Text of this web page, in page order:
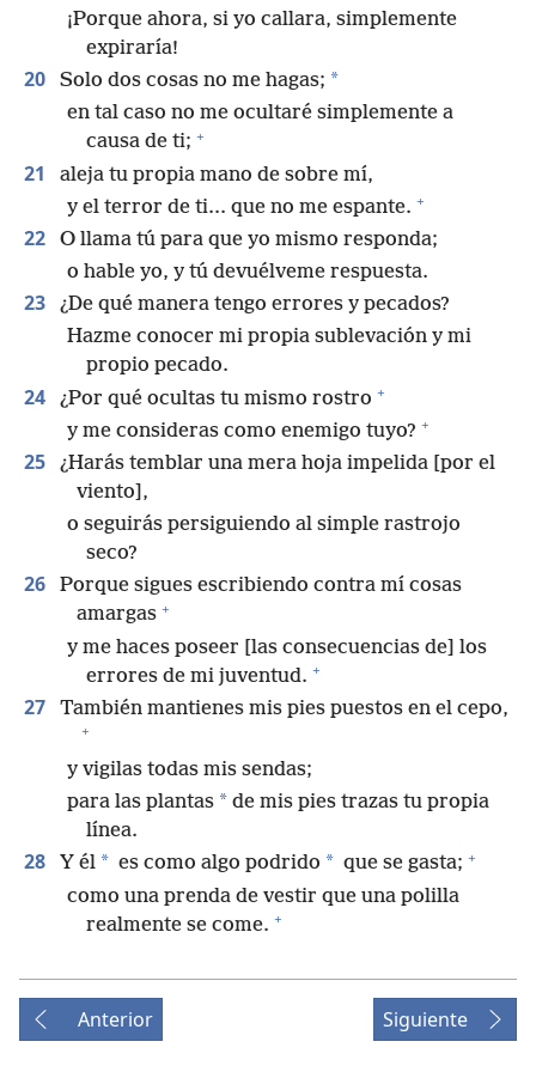
¡Porque ahora, si yo callara, simplemente
expiraría!
20 Solo dos cosas no me hagas; *
en tal caso no me ocultaré simplemente a
causa de ti; +
21
aleja tu propia mano de sobre mí,
y el terror de ti.⁠.⁠. que no me espante. +
22
O llama tú para que yo mismo responda;
o hable yo, y tú devuélveme respuesta.
23
¿De qué manera tengo errores y pecados?
Hazme conocer mi propia sublevación y mi
propio pecado.
24 ¿Por qué ocultas tu mismo rostro +
y me consideras como enemigo tuyo? +
25
¿Harás temblar una mera hoja impelida [por el
viento],
o seguirás persiguiendo al simple rastrojo
seco?
26
Porque sigues escribiendo contra mí cosas
amargas +
y me haces poseer [las consecuencias de] los
errores de mi juventud. +
27 También mantienes mis pies puestos en el cepo,
+
y vigilas todas mis sendas;
para las plantas * de mis pies trazas tu propia
línea.
28 Y él * es como algo podrido * que se gasta; +
como una prenda de vestir que una polilla
realmente se come. +
Anterior Siguiente